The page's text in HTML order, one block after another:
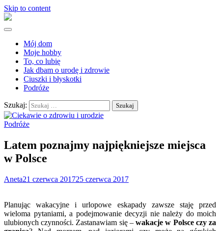
Skip to content
Mój dom
Moje hobby
To, co lubię
Jak dbam o urodę i zdrowie
Ciuszki i błyskotki
Podróże
Szukaj:
Podróże
Latem poznajmy najpiękniejsze miejsca
w Polsce
Aneta21 czerwca 201725 czerwca 2017
Planując wakacyjne i urlopowe eskapady zawsze staję przed
wieloma pytaniami, a podejmowanie decyzji nie należy do moich
ulubionych czynności. Zastanawiam się –wakacje w Polsce czy za